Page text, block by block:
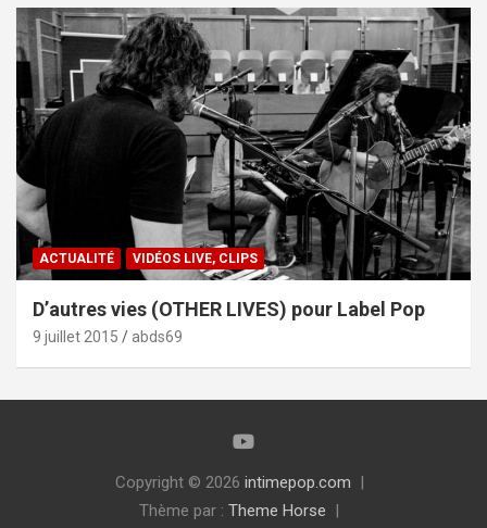
ACTUALITÉ VIDÉOS LIVE, CLIPS
D’autres vies (OTHER LIVES) pour Label Pop
9 juillet 2015 abds69
Copyright © 2026 intimepop.com
Thème par : Theme Horse